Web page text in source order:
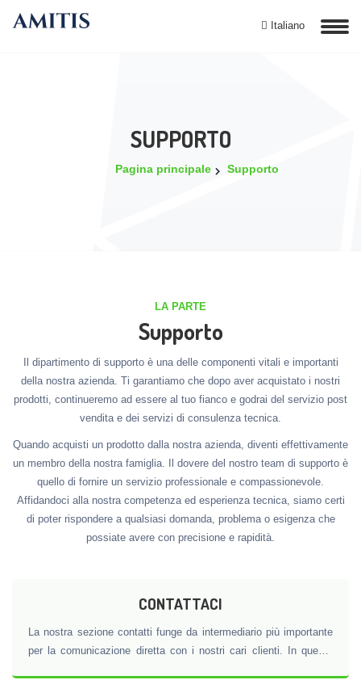
Italiano
SUPPORTO
Pagina principale Supporto
LA PARTE
Supporto
Il dipartimento di supporto è una delle componenti vitali e importanti
della nostra azienda. Ti garantiamo che dopo aver acquistato i nostri
prodotti, continueremo ad essere al tuo fianco e godrai del servizio post
vendita e dei servizi di consulenza tecnica.
Quando acquisti un prodotto dalla nostra azienda, diventi effettivamente
un membro della nostra famiglia. Il dovere del nostro team di supporto è
quello di fornire un servizio professionale e compassionevole.
Affidandoci alla nostra competenza ed esperienza tecnica, siamo certi
di poter rispondere a qualsiasi domanda, problema o esigenza che
possiate avere con precisione e rapidità.
CONTATTACI
La nostra sezione contatti funge da intermediario più importante
per la comunicazione diretta con i nostri cari clienti. In questa